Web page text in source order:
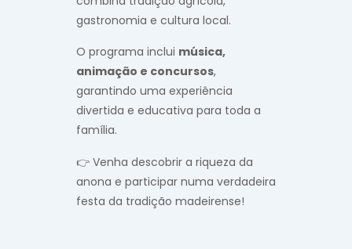
gastronomia e cultura local.
O programa inclui música,
animação e concursos,
garantindo uma experiência
divertida e educativa para toda a
família.
👉 Venha descobrir a riqueza da
anona e participar numa verdadeira
festa da tradição madeirense!